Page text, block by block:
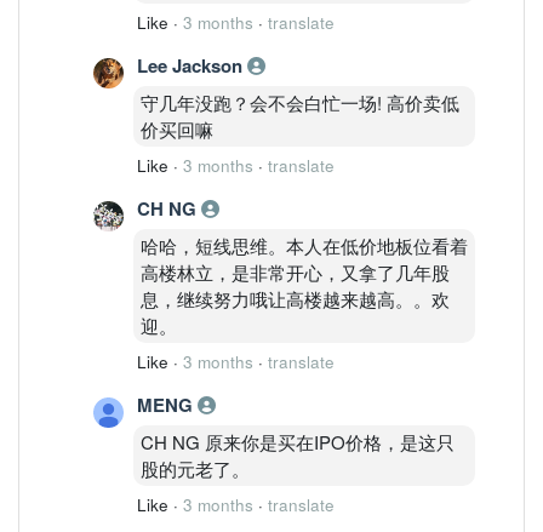
Like · 3 months · translate
Lee Jackson
守几年没跑？会不会白忙一场! 高价卖低
价买回嘛
Like · 3 months · translate
CH NG
哈哈，短线思维。本人在低价地板位看着
高楼林立，是非常开心，又拿了几年股
息，继续努力哦让高楼越来越高。。欢
迎。
Like · 3 months · translate
MENG
CH NG 原来你是买在IPO价格，是这只
股的元老了。
Like · 3 months · translate